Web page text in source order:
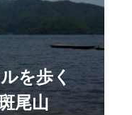
を歩く
尾山